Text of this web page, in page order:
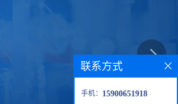
联系方式
手机： 15900651918